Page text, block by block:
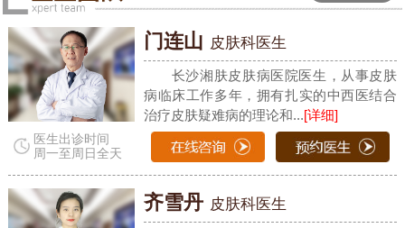
医生出诊时间
周一至周日全天
门连山 皮肤科医生
长沙湘肤皮肤病医院医生，从事皮肤
病临床工作多年，拥有扎实的中西医结合
治疗皮肤疑难病的理论和...[详细]
齐雪丹 皮肤科医生